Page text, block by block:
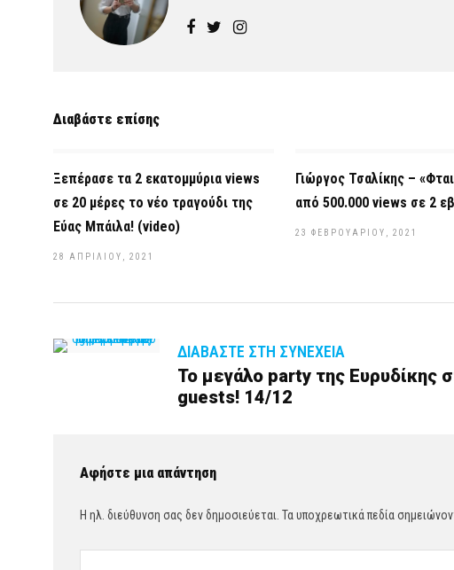
Διαβάστε επίσης
Ξεπέρασε τα 2 εκατομμύρια views
σε 20 μέρες το νέο τραγούδι της
Εύας Μπάιλα! (video)
28 ΑΠΡΙΛΊΟΥ, 2021
Γιώργος Τσαλίκης –
από 500.000 views σε 2
23 ΦΕΒΡΟΥΑΡΊΟΥ, 2021
ΔΙΑΒΆΣΤΕ ΣΤΗ ΣΥΝΈΧΕΙΑ
Το μεγάλο party της Ευρυδίκης
guests! 14/12
Αφήστε μια απάντηση
Η ηλ. διεύθυνση σας δεν δημοσιεύεται. Τα υποχρεωτικά πεδία